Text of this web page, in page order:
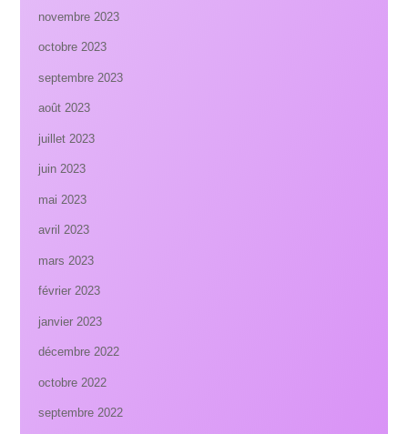
novembre 2023
octobre 2023
septembre 2023
août 2023
juillet 2023
juin 2023
mai 2023
avril 2023
mars 2023
février 2023
janvier 2023
décembre 2022
octobre 2022
septembre 2022